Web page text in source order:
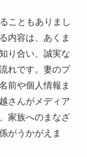
こともありまし
内容は、あくま
り合い、誠実な
れです。妻のプ
前や個人情報ま
さんがメディア
家族へのまなざ
がうかがえま